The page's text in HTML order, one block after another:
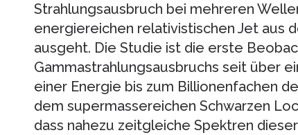
Strahlungsausbruch bei mehreren
energiereichen relativistischen Jet aus
ausgeht. Die Studie ist die erste
Gammastrahlungsausbruchs seit über
einer Energie bis zum Billionenfachen
dem supermassereichen Schwarzen
dass nahezu zeitgleiche Spektren